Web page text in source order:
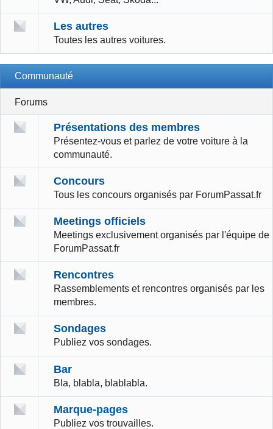
Les autres
Toutes les autres voitures.
Communauté
Forums
Présentations des membres
Présentez-vous et parlez de votre voiture à la
communauté.
Concours
Tous les concours organisés par ForumPassat.fr
Meetings officiels
Meetings exclusivement organisés par l'équipe de
ForumPassat.fr
Rencontres
Rassemblements et rencontres organisés par les
membres.
Sondages
Publiez vos sondages.
Bar
Bla, blabla, blablabla.
Marque-pages
Publiez vos trouvailles.